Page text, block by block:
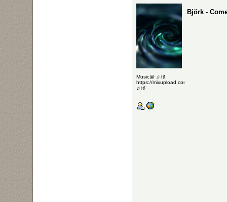
Music@ ♫♪♯
https://mixupload.com/u/Katarameno/
♫♪♯
Björk -